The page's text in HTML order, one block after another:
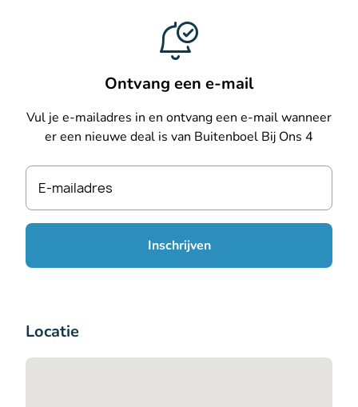
Ontvang een e-mail
Vul je e-mailadres in en ontvang een e-mail wanneer
er een nieuwe deal is van Buitenboel Bij Ons 4
E-mailadres
Inschrijven
Locatie